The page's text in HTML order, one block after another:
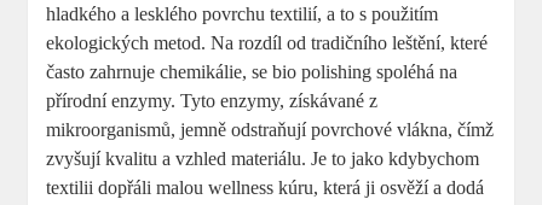
hladkého a lesklého povrchu textilií, a to s použitím
ekologických metod. Na rozdíl od tradičního leštění, které
často zahrnuje chemikálie, se bio polishing spoléhá na
přírodní enzymy. Tyto enzymy, získávané z
mikroorganismů, jemně odstraňují povrchové vlákna, čímž
zvyšují kvalitu a vzhled materiálu. Je to jako kdybychom
textilii dopřáli malou wellness kúru, která ji osvěží a dodá